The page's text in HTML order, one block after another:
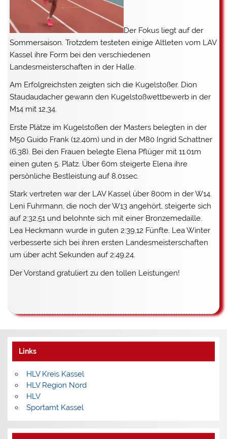
Der Fokus liegt auf der
Sommersaison. Trotzdem testeten einige Altleten vom LAV
Kassel ihre Form bei den verschiedenen
Landesmeisterschaften in der Halle.
Am Erfolgreichsten zeigten sich die Kugelstoßer. Dion
Staudaudacher gewann den Kugelstoßwettbewerb in der
M14 mit 12,34.
Erste Plätze im Kugelstoßen der Masters belegten in der
M50 Guido Frank (12,40m) und in der M80 Ingrid Schattner
(6,38). Bei den Frauen belegte Elena Pflüger mit 11.01m
einen guten 5. Platz. Über 60m steigerte Elena ihre
persönliche Bestleistung auf 8,01sec.
Stark vertreten war der LAV Kassel über 800m in der W14.
Leni Fuhrmann, die noch der W13 angehört, steigerte sich
auf 2:32,51 und belohnte sich mit einer Bronzemedaille.
Lea Heckmann wurde in guten 2:39,12 Fünfte. Lea Winter
verbesserte sich bei ihren ersten Landesmeisterschaften
um über acht Sekunden auf 2:49,24.
Der Vorstand gratuliert zu den tollen Leistungen!
Links
HLV Kreis Kassel
HLV Region Nord
HLV
Sportamt Kassel